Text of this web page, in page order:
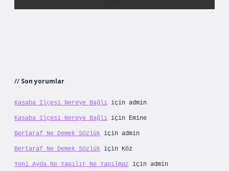
Son yorumlar
Kasaba Ilçesi Nereye Bağlı için admin
Kasaba Ilçesi Nereye Bağlı için Emine
Bertaraf Ne Demek Sözlük için admin
Bertaraf Ne Demek Sözlük için Köz
Yeni Ayda Ne Yapılır Ne Yapılmaz için admin